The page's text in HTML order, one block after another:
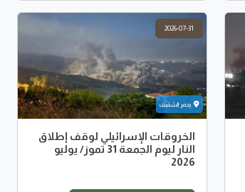
2026-07-31
يحمر الشقيف
الخروقات الإسرائيلي لوقف إطلاق
النار ليوم الجمعة 31 تموز/ يوليو
2026